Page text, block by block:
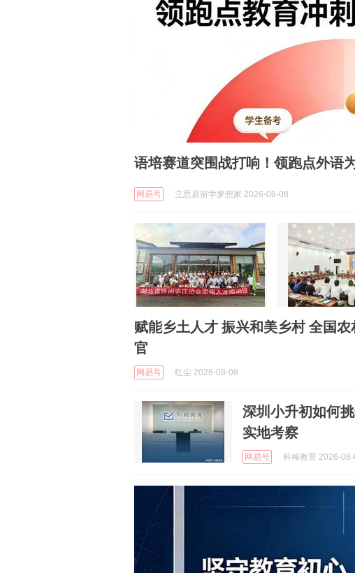
语培赛道突围战打响！领跑点外语
网易号 立思辰留学梦想家 2026-08-08
赋能乡土人才 振兴和美乡村 全国
官
网易号 红尘 2026-08-08
深圳小升初如何
实地考察
网易号 科翰教育 2026-08-